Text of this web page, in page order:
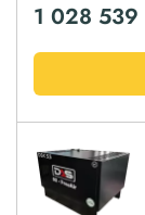
1 028 539